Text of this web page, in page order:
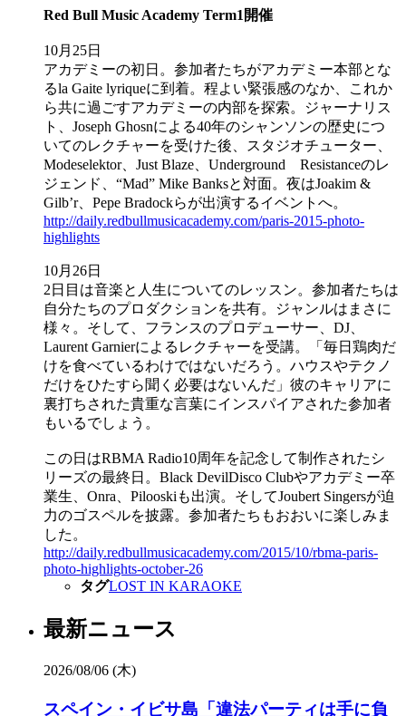
Red Bull Music Academy Term1開催
10月25日
アカデミーの初日。参加者たちがアカデミー本部とな
るla Gaite lyriqueに到着。程よい緊張感のなか、これか
ら共に過ごすアカデミーの内部を探索。ジャーナリス
ト、Joseph Ghosnによる40年のシャンソンの歴史につ
いてのレクチャーを受けた後、スタジオチューター、
Modeselektor、Just Blaze、Underground Resistanceのレ
ジェンド、“Mad” Mike Banksと対面。夜はJoakim &
Gilb’r、Pepe Bradockらが出演するイベントへ。
http://daily.redbullmusicacademy.com/paris-2015-photo-
highlights
10月26日
2日目は音楽と人生についてのレッスン。参加者たちは
自分たちのプロダクションを共有。ジャンルはまさに
様々。そして、フランスのプロデューサー、DJ、
Laurent Garnierによるレクチャーを受講。「毎日鶏肉だ
けを食べているわけではないだろう。ハウスやテクノ
だけをひたすら聞く必要はないんだ」彼のキャリアに
裏打ちされた貴重な言葉にインスパイアされた参加者
もいるでしょう。
この日はRBMA Radio10周年を記念して制作されたシ
リーズの最終日。Black DevilDisco Clubやアカデミー卒
業生、Onra、Pilooskiも出演。そしてJoubert Singersが迫
力のゴスペルを披露。参加者たちもおおいに楽しみま
した。
http://daily.redbullmusicacademy.com/2015/10/rbma-paris-
photo-highlights-october-26
タグLOST IN KARAOKE
最新ニュース
2026/08/06 (木)
スペイン・イビサ島「違法パーティは手に負